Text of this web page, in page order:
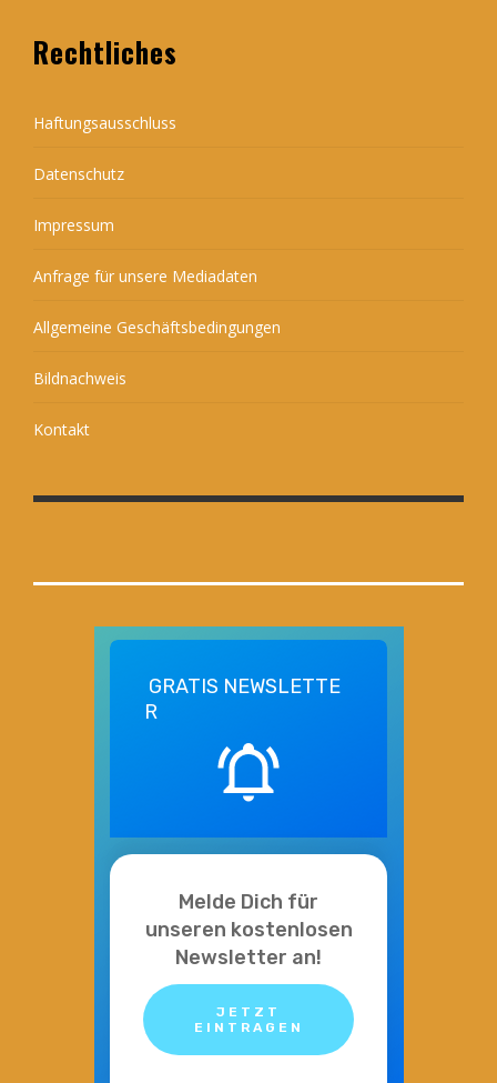
Rechtliches
Haftungsausschluss
Datenschutz
Impressum
Anfrage für unsere Mediadaten
Allgemeine Geschäftsbedingungen
Bildnachweis
Kontakt
GRATIS NEWSLETTE
R
Melde Dich für
unseren kostenlosen
Newsletter an!
JETZT
EINTRAGEN